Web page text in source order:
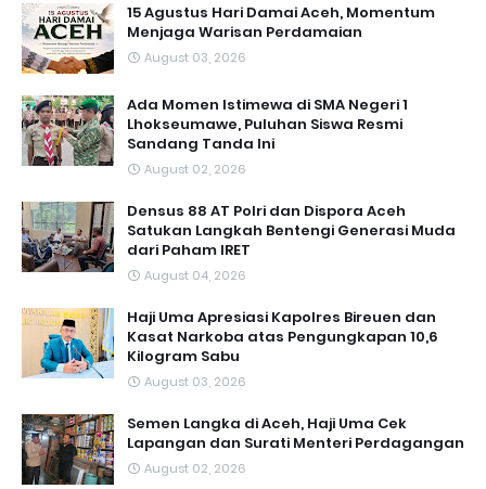
15 Agustus Hari Damai Aceh, Momentum
Menjaga Warisan Perdamaian
August 03, 2026
Ada Momen Istimewa di SMA Negeri 1
Lhokseumawe, Puluhan Siswa Resmi
Sandang Tanda Ini
August 02, 2026
Densus 88 AT Polri dan Dispora Aceh
Satukan Langkah Bentengi Generasi Muda
dari Paham IRET
August 04, 2026
Haji Uma Apresiasi Kapolres Bireuen dan
Kasat Narkoba atas Pengungkapan 10,6
Kilogram Sabu
August 03, 2026
Semen Langka di Aceh, Haji Uma Cek
Lapangan dan Surati Menteri Perdagangan
August 02, 2026